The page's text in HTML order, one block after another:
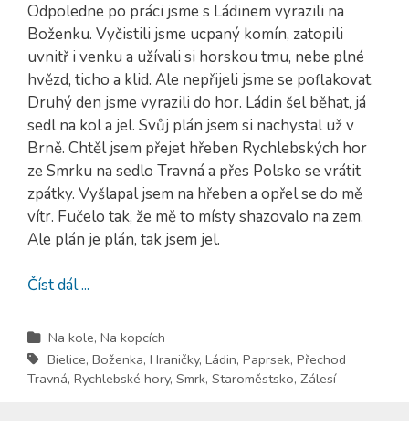
Odpoledne po práci jsme s Ládinem vyrazili na
Boženku. Vyčistili jsme ucpaný komín, zatopili
uvnitř i venku a užívali si horskou tmu, nebe plné
hvězd, ticho a klid. Ale nepřijeli jsme se poflakovat.
Druhý den jsme vyrazili do hor. Ládin šel běhat, já
sedl na kol a jel. Svůj plán jsem si nachystal už v
Brně. Chtěl jsem přejet hřeben Rychlebských hor
ze Smrku na sedlo Travná a přes Polsko se vrátit
zpátky. Vyšlapal jsem na hřeben a opřel se do mě
vítr. Fučelo tak, že mě to místy shazovalo na zem.
Ale plán je plán, tak jsem jel.
Číst dál ...
Na kole, Na kopcích
Bielice, Boženka, Hraničky, Ládin, Paprsek, Přechod
Travná, Rychlebské hory, Smrk, Staroměstsko, Zálesí